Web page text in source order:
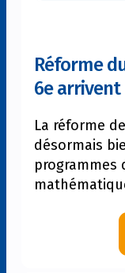
Réforme
6e arrivent
La réforme
désormais
programmes